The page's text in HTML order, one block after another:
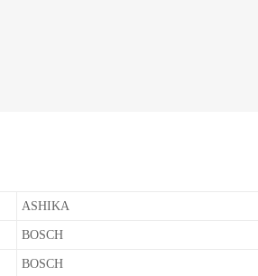
ASHIKA
BOSCH
BOSCH